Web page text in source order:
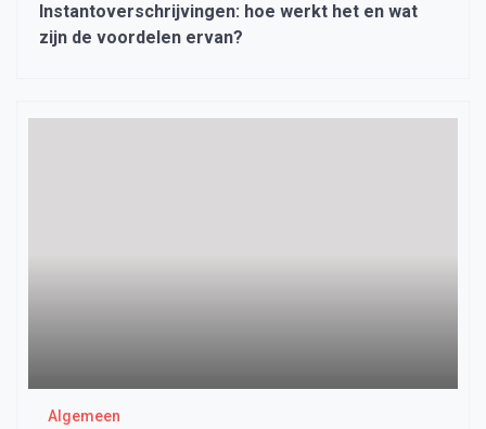
Instantoverschrijvingen: hoe werkt het en wat
zijn de voordelen ervan?
Algemeen